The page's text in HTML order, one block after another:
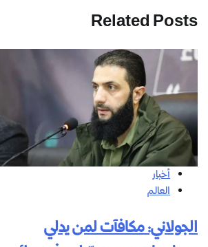
Related Posts
أخبار
العالم
الجولاني: مكافآت لمن يدلي